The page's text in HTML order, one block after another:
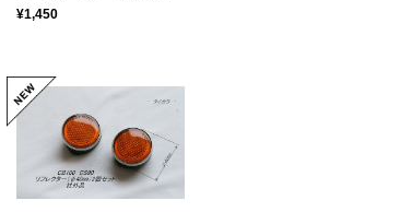
¥1,450